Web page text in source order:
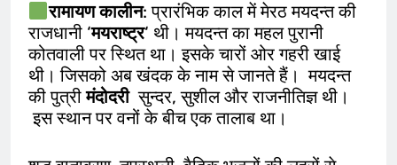
रामायण कालीन: प्रारंभिक काल में मेरठ मयदन्त की
राजधानी ‘मयराष्ट्र‘ थी। मयदन्त का महल पुरानी
कोतवाली पर स्थित था। इसके चारों ओर गहरी खाई
थी। जिसको अब खंदक के नाम से जानते हैं। मयदन्त
की पुत्रीमंदोदरीसुन्दर, सुशील और राजनीतिज्ञ थी।
इस स्थान पर वनों के बीच एक तालाब था।